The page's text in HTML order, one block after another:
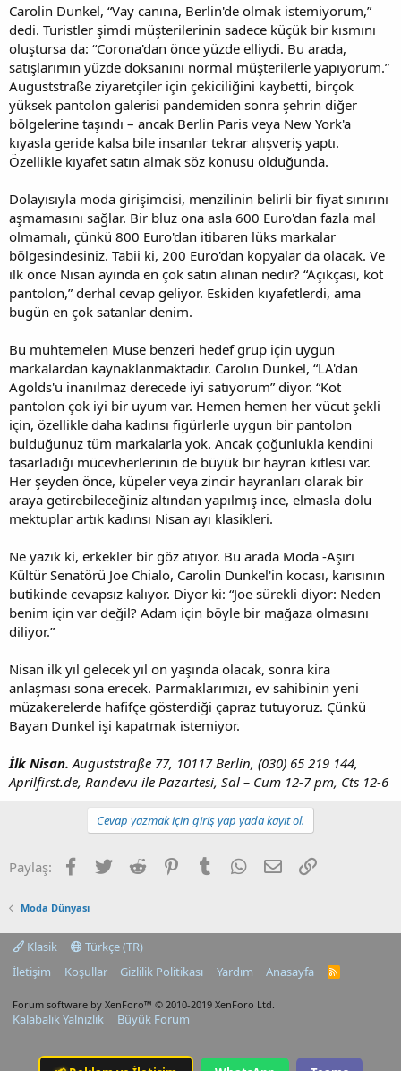
Carolin Dunkel, “Vay canına, Berlin'de olmak istemiyorum,”
dedi. Turistler şimdi müşterilerinin sadece küçük bir kısmını
oluştursa da: “Corona'dan önce yüzde elliydi. Bu arada,
satışlarımın yüzde doksanını normal müşterilerle yapıyorum.”
Auguststraße ziyaretçiler için çekiciliğini kaybetti, birçok
yüksek pantolon galerisi pandemiden sonra şehrin diğer
bölgelerine taşındı – ancak Berlin Paris veya New York'a
kıyasla geride kalsa bile insanlar tekrar alışveriş yaptı.
Özellikle kıyafet satın almak söz konusu olduğunda.
Dolayısıyla moda girişimcisi, menzilinin belirli bir fiyat sınırını
aşmamasını sağlar. Bir bluz ona asla 600 Euro'dan fazla mal
olmamalı, çünkü 800 Euro'dan itibaren lüks markalar
bölgesindesiniz. Tabii ki, 200 Euro'dan kopyalar da olacak. Ve
ilk önce Nisan ayında en çok satın alınan nedir? “Açıkçası, kot
pantolon,” derhal cevap geliyor. Eskiden kıyafetlerdi, ama
bugün en çok satanlar denim.
Bu muhtemelen Muse benzeri hedef grup için uygun
markalardan kaynaklanmaktadır. Carolin Dunkel, “LA'dan
Agolds'u inanılmaz derecede iyi satıyorum” diyor. “Kot
pantolon çok iyi bir uyum var. Hemen hemen her vücut şekli
için, özellikle daha kadınsı figürlerle uygun bir pantolon
bulduğunuz tüm markalarla yok. Ancak çoğunlukla kendini
tasarladığı mücevherlerinin de büyük bir hayran kitlesi var.
Her şeyden önce, küpeler veya zincir hayranları olarak bir
araya getirebileceğiniz altından yapılmış ince, elmasla dolu
mektuplar artık kadınsı Nisan ayı klasikleri.
Ne yazık ki, erkekler bir göz atıyor. Bu arada Moda -Aşırı
Kültür Senatörü Joe Chialo, Carolin Dunkel'in kocası, karısının
butikinde cevapsız kalıyor. Diyor ki: “Joe sürekli diyor: Neden
benim için var değil? Adam için böyle bir mağaza olmasını
diliyor.”
Nisan ilk yıl gelecek yıl on yaşında olacak, sonra kira
anlaşması sona erecek. Parmaklarımızı, ev sahibinin yeni
müzakerelerde hafifçe gösterdiği çapraz tutuyoruz. Çünkü
Bayan Dunkel işi kapatmak istemiyor.
İlk Nisan. Auguststraße 77, 10117 Berlin, (030) 65 219 144,
Aprilfirst.de, Randevu ile Pazartesi, Sal – Cum 12-7 pm, Cts 12-6
Cevap yazmak için giriş yap yada kayıt ol.
Paylaş: Facebook
TwitterReddit PinterestTumblrWhatsApp
E-postaLink
Moda Dünyası
Klasik
Türkçe (TR)
İletişim
Koşullar Gizlilik Politikası Yardım Anasayfa
R
Forum software by XenForo™ © 2010-2019 XenForo Ltd.
Kalabalık Yalnızlık Büyük Forum